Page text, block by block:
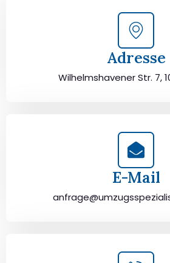
Adresse
Wilhelmshavener Str. 7,
E-Mail